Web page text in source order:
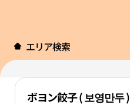
エリア検索
ボヨン餃子 ( 보영만두 )